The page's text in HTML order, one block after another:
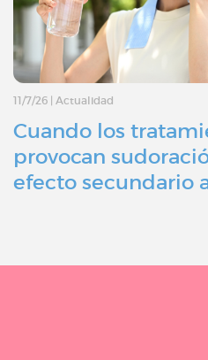
11/7/26 |Actualidad
Cuando los
provocan
efecto secundario